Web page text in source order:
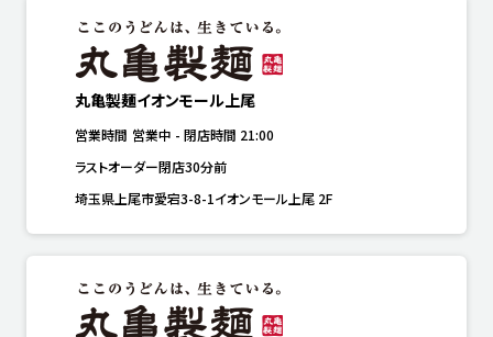
丸亀製麺イオンモール上尾
営業時間 営業中 - 閉店時間 21:00
ラストオーダー閉店30分前
埼玉県上尾市愛宕3-8-1イオンモール上尾 2F